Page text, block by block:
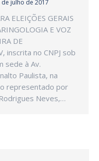
de julho de 2017
ELEIÇÕES GERAIS
E VOZ
DE
inscrita no CNPJ sob
sede à Av.
Paulista, na
representado por
Neves,…